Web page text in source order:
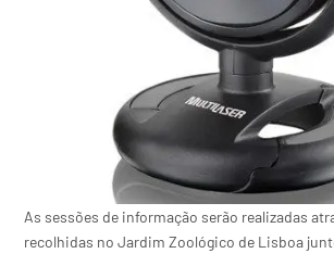
As sessões de informação serão realizadas
recolhidas no Jardim Zoológico de Lisboa